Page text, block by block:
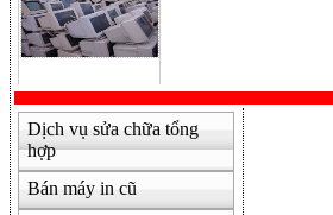
Dịch vụ sửa chữa tổng
hợp
Bán máy in cũ